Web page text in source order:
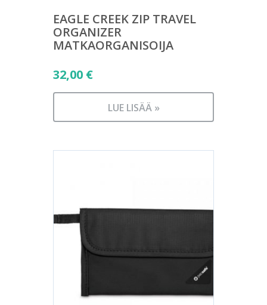
EAGLE CREEK ZIP TRAVEL
ORGANIZER
MATKAORGANISOIJA
32,00 €
LUE LISÄÄ »